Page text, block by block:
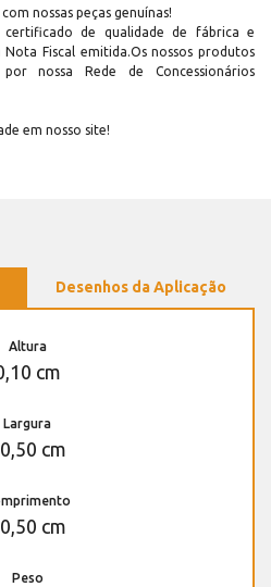
nossas peças genuínas!
certificado de qualidade de fábrica e
Fiscal emitida.Os nossos produtos
nossa Rede de Concessionários
em nosso site!
Desenhos da Aplicação
Altura
cm
Largura
cm
cm
Peso